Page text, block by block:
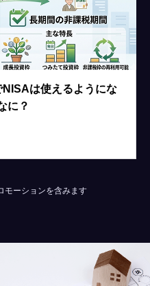
は使えるようにな
に？
モーションを含みます